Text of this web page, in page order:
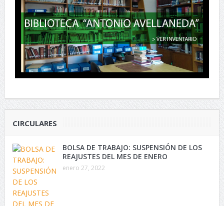
CIRCULARES
BOLSA DE TRABAJO: SUSPENSIÓN DE LOS
REAJUSTES DEL MES DE ENERO
enero 27, 2022